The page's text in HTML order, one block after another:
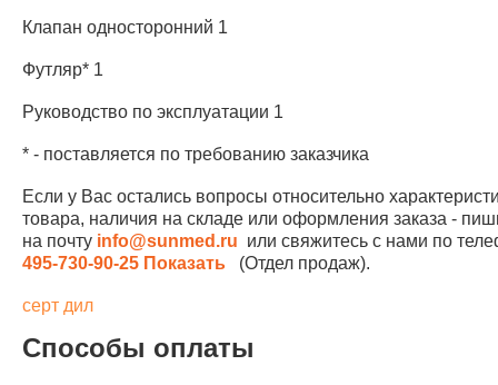
Клапан односторонний 1
Футляр* 1
Руководство по эксплуатации 1
* - поставляется по требованию заказчика
Если у Вас остались вопросы относительно
товара, наличия на складе или оформления заказа -
на почту info@sunmed.ru или свяжитесь с нами по
495-730-90-25 Показать (Отдел продаж).
серт дил
Способы оплаты